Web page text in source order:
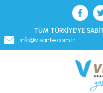
TÜM TÜRKİYE’YE
info@visante.com.tr